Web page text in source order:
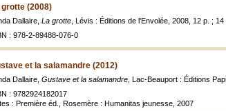
grotte (2008)
Dallaire, La grotte , Lévis : Éditions de l'Envolée, 2008, 12 p. ; 14
: 978-2-89488-076-0
et la salamandre (2012)
Dallaire, Gustave et la salamandre , Lac-Beauport : Éditions
: 9782924182017
: Première éd., Rosemère : Humanitas jeunesse, 2007